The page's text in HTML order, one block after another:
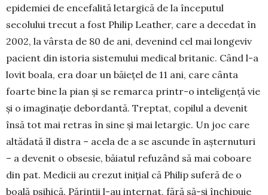
epidemiei de encefalită letar­gică de la începutul
secolului trecut a fost Philip Leather, care a decedat în
2002, la vârsta de 80 de ani, devenind cel mai longeviv
pacient din istoria sistemu­lui medical brita­nic. Când l-a
lovit boala, era doar un băiețel de 11 ani, care cânta
foarte bine la pian și se remarca prin­tr-o inteligență vie
și o imaginație de­bordantă. Treptat, copilul a devenit
însă tot mai retras în sine și mai letar­gic. Un joc care
altădată îl distra – acela de a se as­cunde în așternu­turi
– a devenit o obsesie, băiatul refuzând să mai coboare
din pat. Medicii au crezut inițial că Philip suferă de o
boa­lă psihică. Părinții l-au internat, fără să-și închi­puie